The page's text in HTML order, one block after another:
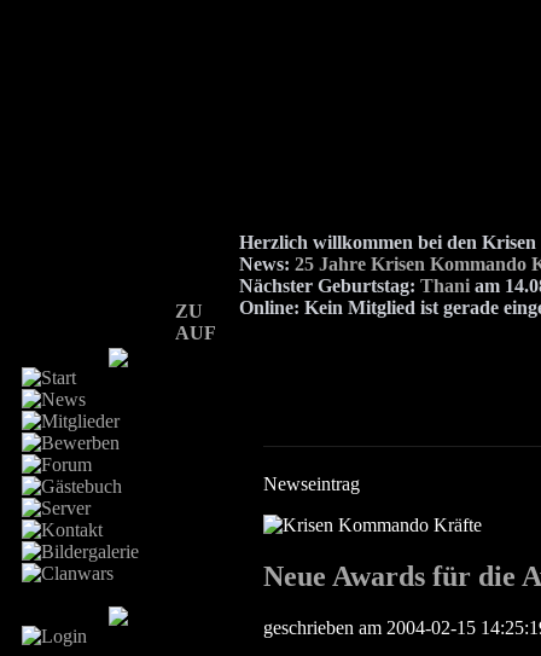
ZU
AUF
Herzlich willkommen bei den
News: 25 Jahre Krisen Kommando
Nächster Geburtstag: Thani am
Online: Kein Mitglied ist gerade
Newseintrag
Neue Awards für die
geschrieben am 2004-02-15